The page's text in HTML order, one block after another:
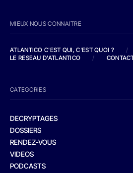
MIEUX NOUS CONNAITRE
ATLANTICO C'EST QUI, C'EST QUOI ?
/
LE RESEAU D'ATLANTICO
/
CATEGORIES
DECRYPTAGES
DOSSIERS
RENDEZ-VOUS
VIDEOS
PODCASTS